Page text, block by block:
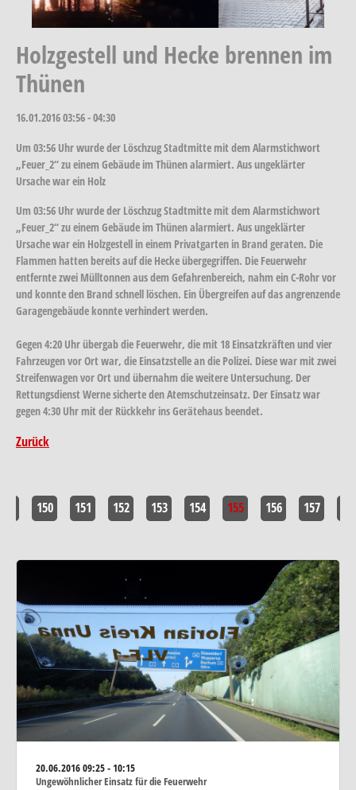
Holzgestell und Hecke brennen im
Thünen
16.01.201603:56 - 04:30
Um 03:56 Uhr wurde der Löschzug Stadtmitte mit dem Alarmstichwort
„Feuer_2“ zu einem Gebäude im Thünen alarmiert. Aus ungeklärter
Ursache war ein Holz
Um 03:56 Uhr wurde der Löschzug Stadtmitte mit dem Alarmstichwort
„Feuer_2“ zu einem Gebäude im Thünen alarmiert. Aus ungeklärter
Ursache war ein Holzgestell in einem Privatgarten in Brand geraten. Die
Flammen hatten bereits auf die Hecke übergegriffen. Die Feuerwehr
entfernte zwei Mülltonnen aus dem Gefahrenbereich, nahm ein C-Rohr vor
und konnte den Brand schnell löschen. Ein Übergreifen auf das angrenzende
Garagengebäude konnte verhindert werden.
Gegen 4:20 Uhr übergab die Feuerwehr, die mit 18 Einsatzkräften und vier
Fahrzeugen vor Ort war, die Einsatzstelle an die Polizei. Diese war mit zwei
Streifenwagen vor Ort und übernahm die weitere Untersuchung. Der
Rettungsdienst Werne sicherte den Atemschutzeinsatz. Der Einsatz war
gegen 4:30 Uhr mit der Rückkehr ins Gerätehaus beendet.
Zurück
150 151 152 153 154 155 156 157
20.06.201609:25 - 10:15
Ungewöhnlicher Einsatz für die Feuerwehr